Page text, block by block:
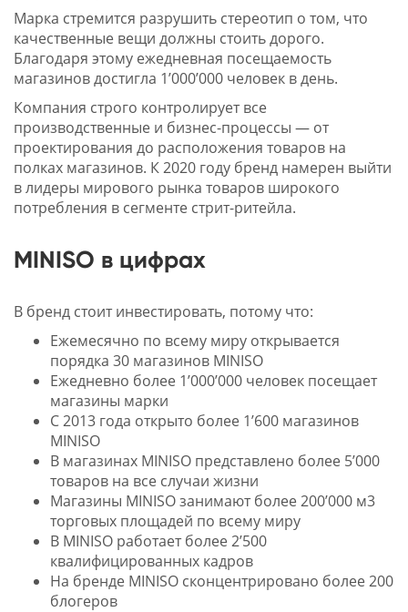
Марка стремится разрушить стереотип о том, что
качественные вещи должны стоить дорого.
Благодаря этому ежедневная посещаемость
магазинов достигла 1’000’000 человек в день.
Компания строго контролирует все
производственные и бизнес-процессы — от
проектирования до расположения товаров на
полках магазинов. К 2020 году бренд намерен выйти
в лидеры мирового рынка товаров широкого
потребления в сегменте стрит-ритейла.
MINISO в цифрах
В бренд стоит инвестировать, потому что:
Ежемесячно по всему миру открывается
порядка 30 магазинов MINISO
Ежедневно более 1’000’000 человек посещает
магазины марки
С 2013 года открыто более 1’600 магазинов
MINISO
В магазинах MINISO представлено более 5’000
товаров на все случаи жизни
Магазины MINISO занимают более 200’000 м3
торговых площадей по всему миру
В MINISO работает более 2’500
квалифицированных кадров
На бренде MINISO сконцентрировано более 200
блогеров